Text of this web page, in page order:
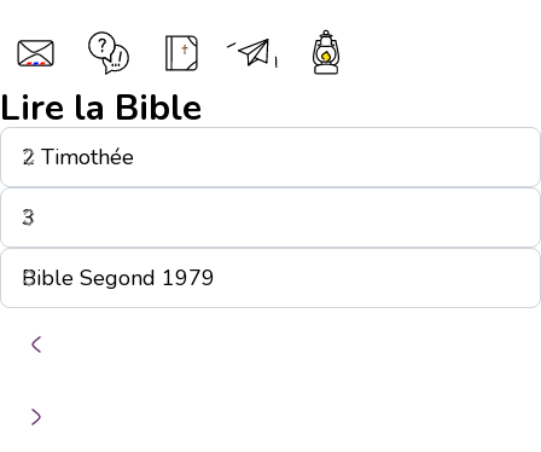
Lire la Bible